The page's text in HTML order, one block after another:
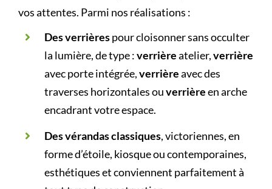
vos attentes. Parmi nos réalisations :
Des verrièrespour cloisonner sans occulter
la lumière, de type :verrièreatelier,verrière
avec porte intégrée,verrièreavec des
traverses horizontales ouverrièreen arche
encadrant votre espace.
Des vérandas classiques, victoriennes, en
forme d’étoile, kiosque ou contemporaines,
esthétiques et conviennent parfaitement à